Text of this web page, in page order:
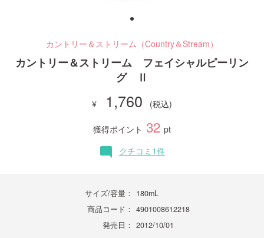
カントリー＆ストリーム（Country＆Stream）
カントリー＆ストリーム フェイシャルピーリン
グ Ⅱ
1,760
獲得ポイント 32 pt
mode_comment クチコミ1件
サイズ/容量：
180mL
商品コード： 4901008612218
発売日： 2012/10/01